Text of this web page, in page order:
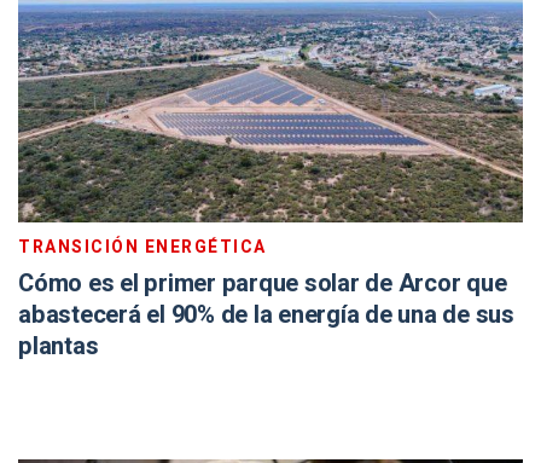
TRANSICIÓN ENERGÉTICA
Cómo es el primer parque solar de Arcor que
abastecerá el 90% de la energía de una de sus
plantas